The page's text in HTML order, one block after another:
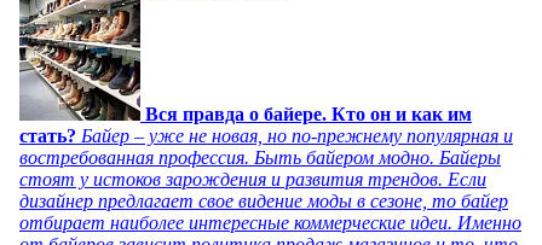
Вся правда о байере. Кто он и как им
стать? Байер – уже не новая, но по-прежнему популярная и
востребованная профессия. Быть байером модно. Байеры
стоят у истоков зарождения и развития трендов. Если
дизайнер предлагает свое видение моды в сезоне, то байер
отбирает наиболее интересные коммерческие идеи. Именно